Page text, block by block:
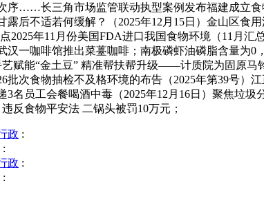
序……长三角市场监管联动执型案例发布福建成立
后不适若何缓解？（2025年12月15日）金山区食
点2025年11月份美国FDA进口我国食物环境（11
一咖啡馆推出菜薹咖啡；南极磷虾油磷脂含量为0
赋能“金土豆” 精准帮扶帮升级——计质院为固原
批次食物抽检不及格环境的布告（2025年第39号
名员工会餐喝酒中毒（2025年12月16日）聚焦垃
反食物平安法 二锅头被罚10万元；
政 :
:
政 :
: